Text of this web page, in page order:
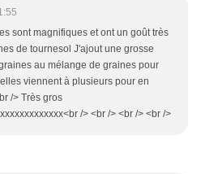
sont magnifiques et ont un goût très
de tournesol J'ajout une grosse
au mélange de graines pour
viennent à plusieurs pour en
/> Très gros
/> <br /> <br /> <br />